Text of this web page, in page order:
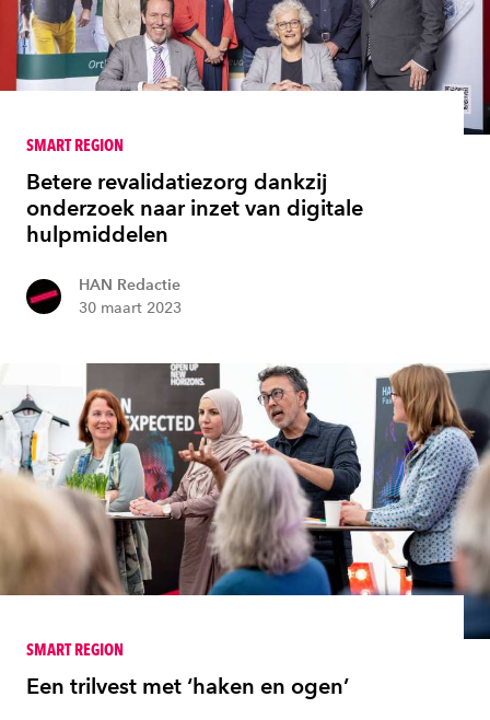
SMART REGION
Betere revalidatiezorg dankzij
onderzoek naar inzet van digitale
hulpmiddelen
HAN Redactie
30 maart 2023
SMART REGION
Een trilvest met ‘haken en ogen’